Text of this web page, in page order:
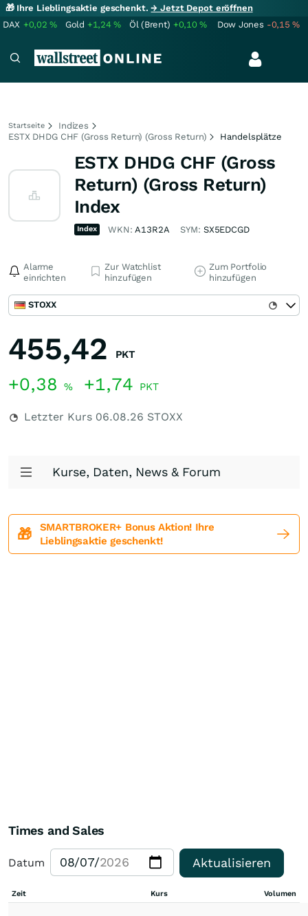
🎁 Ihre Lieblingsaktie geschenkt.→ Jetzt Depot eröffnen
DAX +0,02% Gold +1,24% Öl (Brent) +0,10% Dow Jones -0,15%
Startseite
Indizes
ESTX DHDG CHF (Gross Return) (Gross Return)
Handelsplätze
ESTX DHDG CHF (Gross
Return) (Gross Return)
Index
Index WKN:A13R2A SYM: SX5EDCGD
Alarme
einrichten
Zur Watchlist
hinzufügen
Zum Portfolio
hinzufügen
STOXX
455,42 PKT
+0,38 % +1,74 PKT
Letzter Kurs 06.08.26 STOXX
Kurse, Daten, News & Forum
🎁
SMARTBROKER+ Bonus Aktion! Ihre
Lieblingsaktie geschenkt!
Times and Sales
Datum Aktualisieren
Zeit Kurs Volumen